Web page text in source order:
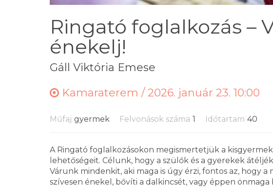
Ringató foglalkozás –
énekelj!
Gáll Viktória Emese
Kamaraterem / 2026. január 23. 10:00
Műfaj gyermek Felvonások száma 1 Időtartam 40
A Ringató foglalkozásokon megismertetjük a
lehetőségeit. Célunk, hogy a szülők és a gyerekek
Várunk mindenkit, aki maga is úgy érzi, fontos az, hogy
szívesen énekel, bővíti a dalkincsét, vagy éppen